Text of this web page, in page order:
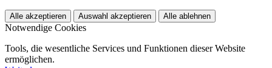
Alle akzeptieren Auswahl akzeptieren Alle ablehnen
Notwendige Cookies
Tools, die wesentliche Services und Funktionen dieser Website
ermöglichen.